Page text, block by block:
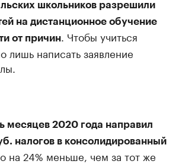
школьников разрешили
на дистанционное обучение
от причин
. Чтобы учиться
лишь написать заявление
месяцев 2020 года направил
налогов в консолидированный
на 24% меньше, чем за тот же